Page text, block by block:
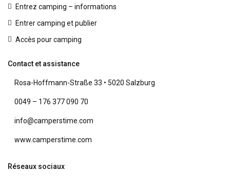
Entrez camping – informations
Entrer camping et publier
Accès pour camping
Contact et assistance
Rosa-Hoffmann-Straße 33 • 5020 Salzburg
0049 – 176 377 090 70
info@camperstime.com
www.camperstime.com
Réseaux sociaux